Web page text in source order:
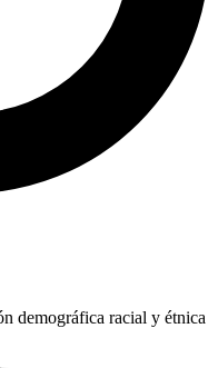
demográfica racial y étnica